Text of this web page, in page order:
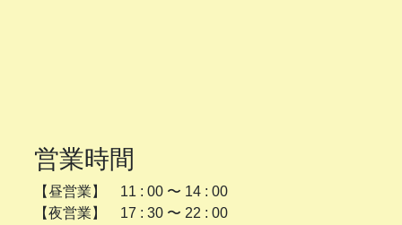
営業時間
【昼営業】 11 : 00 〜 14 : 00
【夜営業】 17 : 30 〜 22 : 00